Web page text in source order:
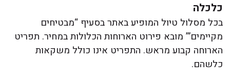
כלכלה
בכל מסלול טיול המופיע באתר בסעיף “מבטיחים
מקיימים”’ מובא פירוט הארוחות הכלולות במחיר. תפריט
הארוחה קבוע מראש. התפריט אינו כולל משקאות
כלשהם.